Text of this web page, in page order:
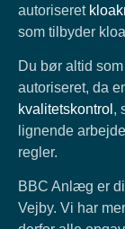
autoriseret
som tilbyder
Du bør altid
autoriseret, da
kvalitetskontrol ,
lignende
regler.
BBC Anlæg er
Vejby. Vi har